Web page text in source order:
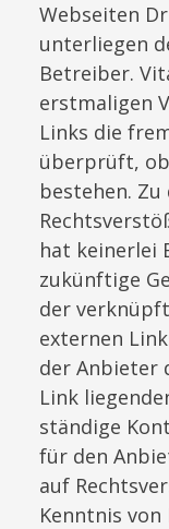
Webseiten
unterliegen
Betreiber.
erstmaligen
Links die
überprüft,
bestehen.
hat keinerlei
zukünftige
der
externen
der Anbieter
Link
ständige
für den
auf
Kenntnis